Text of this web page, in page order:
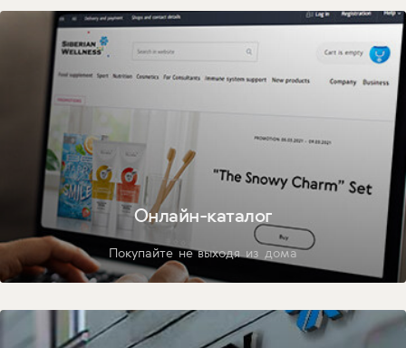
Онлайн-каталог
Покупайте не выходя из дома